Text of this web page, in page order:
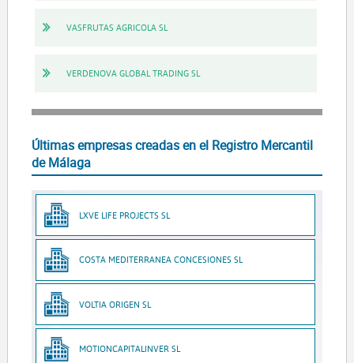
VASFRUTAS AGRICOLA SL
VERDENOVA GLOBAL TRADING SL
Últimas empresas creadas en el Registro Mercantil
de Málaga
LXVE LIFE PROJECTS SL
COSTA MEDITERRANEA CONCESIONES SL
VOLTIA ORIGEN SL
MOTIONCAPITALINVER SL